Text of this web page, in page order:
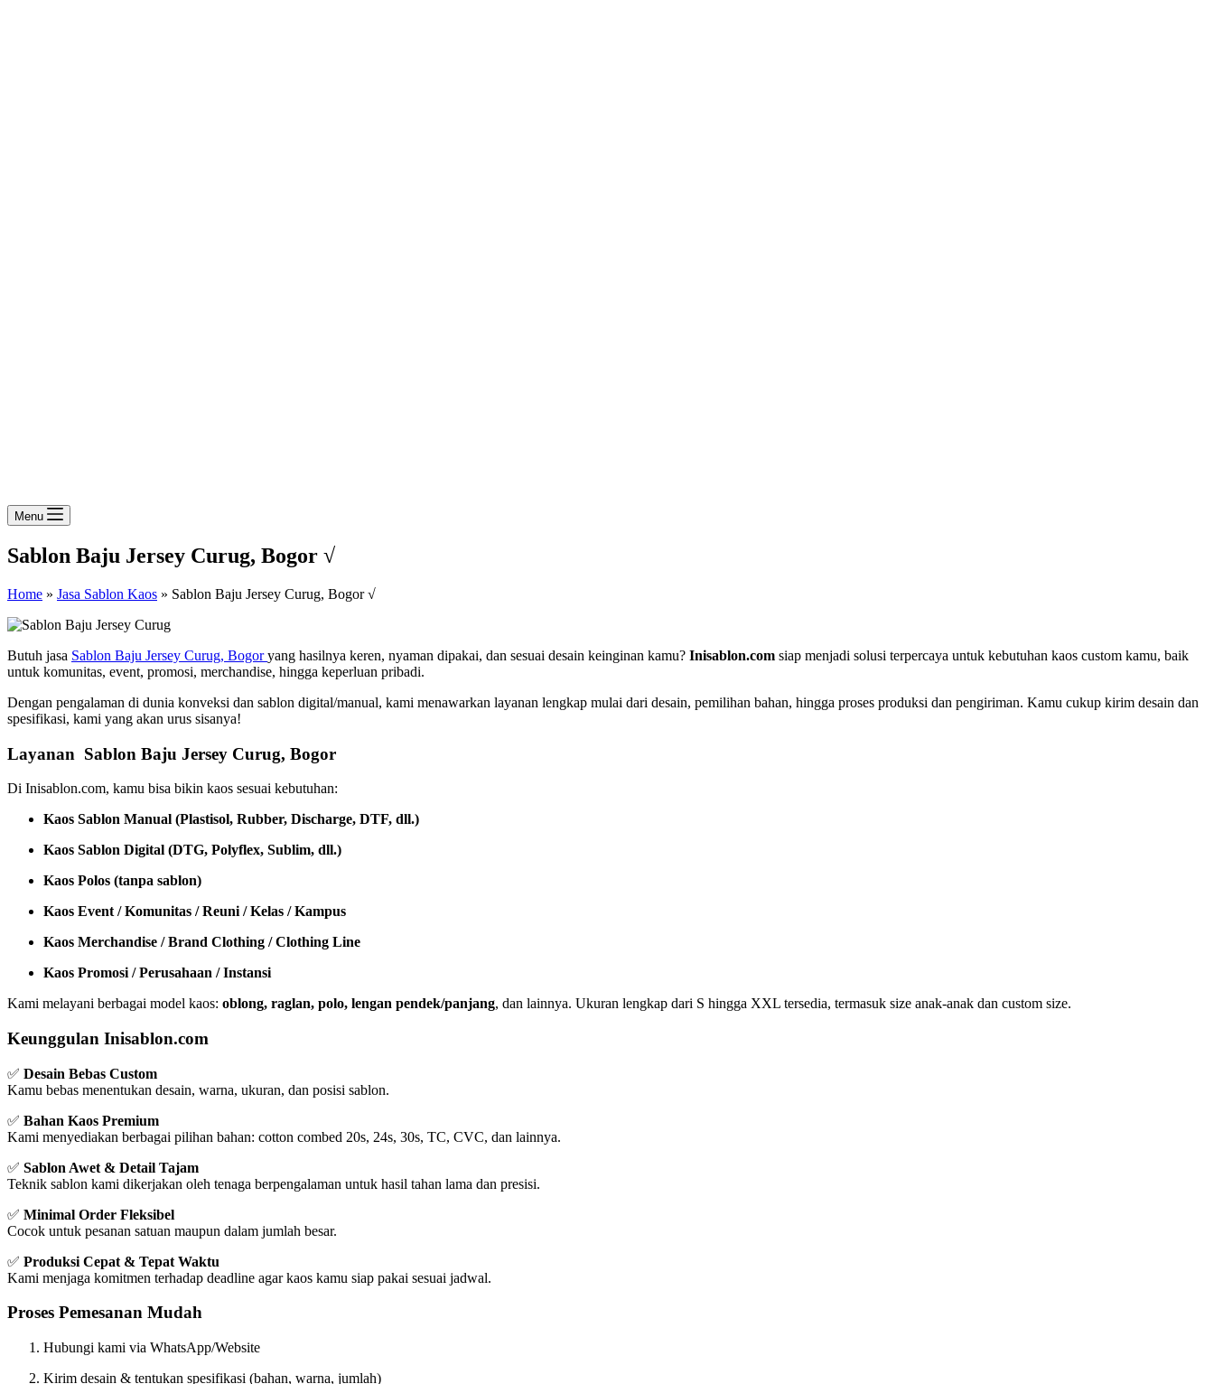
Menu
Sablon Baju Jersey Curug, Bogor √
Home » Jasa Sablon Kaos » Sablon Baju Jersey Curug, Bogor √
Butuh jasa Sablon Baju Jersey Curug, Bogoryang hasilnya keren, nyaman dipakai, dan sesuai desain keinginan kamu? Inisablon.com siap menjadi solusi terpercaya untuk kebutuhan kaos custom kamu, baik
untuk komunitas, event, promosi, merchandise, hingga keperluan pribadi.
Dengan pengalaman di dunia konveksi dan sablon digital/manual, kami menawarkan layanan lengkap mulai dari desain, pemilihan bahan, hingga proses produksi dan pengiriman. Kamu cukup kirim desain dan
spesifikasi, kami yang akan urus sisanya!
Layanan Sablon Baju Jersey Curug, Bogor
Di Inisablon.com, kamu bisa bikin kaos sesuai kebutuhan:
Kaos Sablon Manual (Plastisol, Rubber, Discharge, DTF, dll.)
Kaos Sablon Digital (DTG, Polyflex, Sublim, dll.)
Kaos Polos (tanpa sablon)
Kaos Event / Komunitas / Reuni / Kelas / Kampus
Kaos Merchandise / Brand Clothing / Clothing Line
Kaos Promosi / Perusahaan / Instansi
Kami melayani berbagai model kaos: oblong, raglan, polo, lengan pendek/panjang, dan lainnya. Ukuran lengkap dari S hingga XXL tersedia, termasuk size anak-anak dan custom size.
Keunggulan Inisablon.com
✅ Desain Bebas Custom
Kamu bebas menentukan desain, warna, ukuran, dan posisi sablon.
✅ Bahan Kaos Premium
Kami menyediakan berbagai pilihan bahan: cotton combed 20s, 24s, 30s, TC, CVC, dan lainnya.
✅ Sablon Awet & Detail Tajam
Teknik sablon kami dikerjakan oleh tenaga berpengalaman untuk hasil tahan lama dan presisi.
✅ Minimal Order Fleksibel
Cocok untuk pesanan satuan maupun dalam jumlah besar.
✅ Produksi Cepat & Tepat Waktu
Kami menjaga komitmen terhadap deadline agar kaos kamu siap pakai sesuai jadwal.
Proses Pemesanan Mudah
Hubungi kami via WhatsApp/Website
Kirim desain & tentukan spesifikasi (bahan, warna, jumlah)